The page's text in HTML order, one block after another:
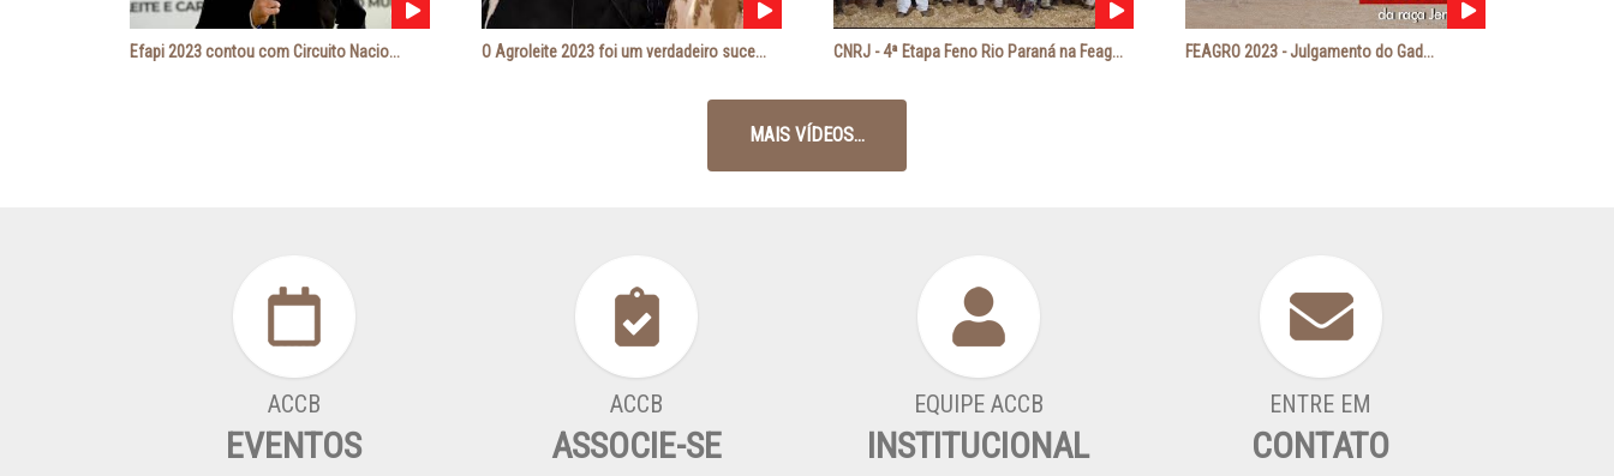
Efapi 2023 contou com Circuito Nacio... O Agroleite 2023 foi um verdadeiro suce... CNRJ - 4ª Etapa Feno Rio Paraná na Feag... FEAGRO 2023 - Julgamento do Gad...
MAIS VÍDEOS...
ACCB
EVENTOS
ACCB
ASSOCIE-SE
EQUIPE ACCB
INSTITUCIONAL
ENTRE EM
CONTATO